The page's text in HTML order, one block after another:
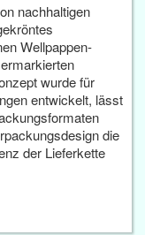
nachhaltigen
Wellpappen-
wurde für
entwickelt, lässt
die
der Lieferkette